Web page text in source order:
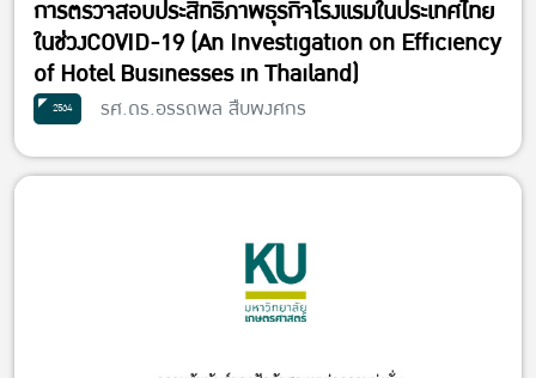
การตรวจสอบประสิทธิภาพธุรกิจโรงแรมในประเทศไทย
ในช่วงCOVID-19 (An Investigation on Efficiency
of Hotel Businesses in Thailand)
2564 รศ.ดร.อรรถพล สืบพงศกร